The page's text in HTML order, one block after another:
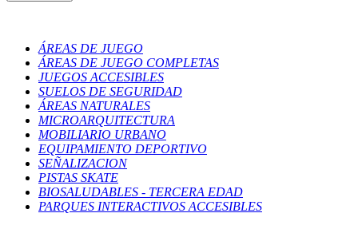
ÁREAS DE JUEGO
ÁREAS DE JUEGO COMPLETAS
JUEGOS ACCESIBLES
SUELOS DE SEGURIDAD
ÁREAS NATURALES
MICROARQUITECTURA
MOBILIARIO URBANO
EQUIPAMIENTO DEPORTIVO
SEÑALIZACION
PISTAS SKATE
BIOSALUDABLES - TERCERA EDAD
PARQUES INTERACTIVOS ACCESIBLES